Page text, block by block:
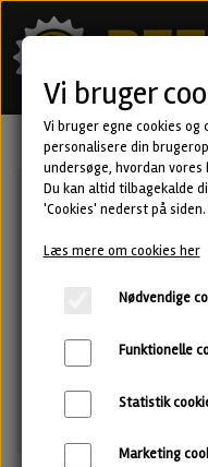
Vi bruger
Vi bruger egne cookies
personalisere din
undersøge, hvordan
Du kan altid tilbagekalde
'Cookies' nederst på siden.
Læs mere om cookies her
Nødvendige
Funktionelle
Statistik
Marketing